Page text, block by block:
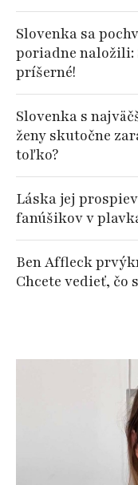
Slovenka sa
poriadne naložili:
príšerné!
Slovenka s
ženy skutočne
toľko?
Láska jej
fanúšikov v
Ben Affleck
Chcete vedieť, čo